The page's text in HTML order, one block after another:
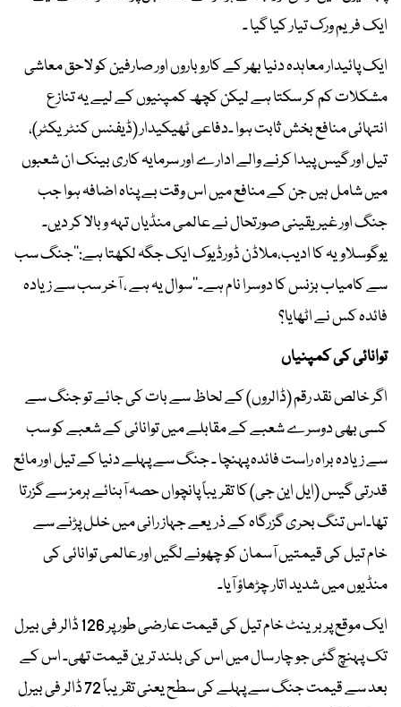
ایک فریم ورک تیار کیا گیا ۔
ایک پائیدار معاہدہ دنیا بھر کے کاروباروں اور صارفین کو لاحق معاشی
مشکلات کم کر سکتا ہے لیکن کچھ کمپنیوں کے لیے یہ تنازع
انتہائی منافع بخش ثابت ہوا ۔دفاعی ٹھیکیدار (ڈیفنس کنٹریکٹر)،
تیل اور گیس پیدا کرنے والے ادارے اور سرمایہ کاری بینک ان شعبوں
میں شامل ہیں جن کے منافع میں اس وقت بے پناہ اضافہ ہوا جب
جنگ اور غیر یقینی صورتحال نے عالمی منڈیاں تہہ و بالا کر دیں۔
یوگوسلاویہ کا ادیب،ملاڈن ڈورڈیوک ایک جگہ لکھتا ہے:’’جنگ سب
سے کامیاب بزنس کا دوسرا نام ہے۔‘‘سوال یہ ہے ، آخر سب سے زیادہ
فائدہ کس نے اٹھایا؟
توانائی کی کمپنیاں
اگر خالص نقد رقم (ڈالروں) کے لحاظ سے بات کی جائے تو جنگ سے
کسی بھی دوسرے شعبے کے مقابلے میں توانائی کے شعبے کو سب
سے زیادہ براہ راست فائدہ پہنچا ۔ جنگ سے پہلے دنیا کے تیل اور مائع
قدرتی گیس (ایل این جی) کا تقریباً پانچواں حصہ آبنائے ہرمز سے گزرتا
تھا۔اس تنگ بحری گزرگاہ کے ذریعے جہاز رانی میں خلل پڑنے سے
خام تیل کی قیمتیں آسمان کو چھونے لگیں اور عالمی توانائی کی
منڈیوں میں شدید اتار چڑھاؤ آیا۔
ایک موقع پر برینٹ خام تیل کی قیمت عارضی طور پر 126 ڈالر فی بیرل
تک پہنچ گئی جو چار سال میں اس کی بلند ترین قیمت تھی۔ اس کے
بعد سے قیمت جنگ سے پہلے کی سطح یعنی تقریباً 72 ڈالر فی بیرل